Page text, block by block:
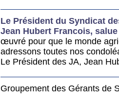
Le Président du Syndicat
Jean Hubert Francois,
œuvré pour que le monde
adressons toutes nos
Le Président des JA, Jean
Groupement des Gérants de